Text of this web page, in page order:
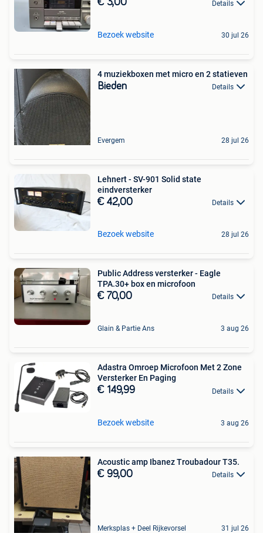
€ 3,00 Details
Bezoek website 30 jul 26
4 muziekboxen met micro en 2 statieven
Bieden Details
Evergem 28 jul 26
Lehnert - SV-901 Solid state
eindversterker
€ 42,00 Details
Bezoek website 28 jul 26
Public Address versterker - Eagle
TPA.30+ box en microfoon
€ 70,00 Details
Glain & Partie Ans 3 aug 26
Adastra Omroep Microfoon Met 2 Zone
Versterker En Paging
€ 149,99 Details
Bezoek website 3 aug 26
Acoustic amp Ibanez Troubadour T35.
€ 99,00 Details
Merksplas + Deel Rijkevorsel 31 jul 26